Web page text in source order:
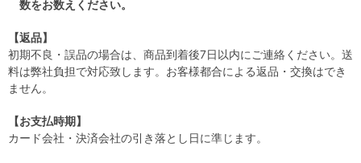
数をお数えください。
【返品】
初期不良・誤品の場合は、商品到着後7日以内にご連絡ください。送
料は弊社負担で対応致します。お客様都合による返品・交換はでき
ません。
【お支払時期】
カード会社・決済会社の引き落とし日に準じます。